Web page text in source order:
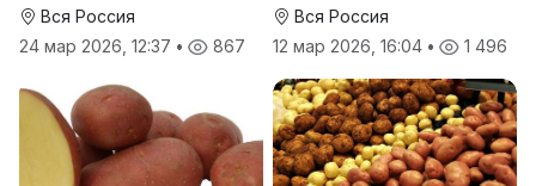
Вся Россия
24 мар 2026, 12:37 • 867
Вся Россия
12 мар 2026, 16:04 • 1 496